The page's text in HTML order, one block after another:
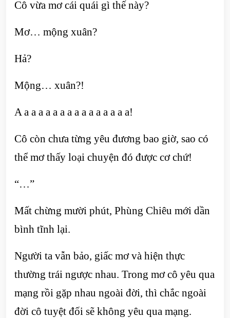
Cô vừa mơ cái quái gì thế này?
Mơ… mộng xuân?
Hả?
Mộng… xuân?!
A a a a a a a a a a a a a a a a!
Cô còn chưa từng yêu đương bao giờ, sao có
thể mơ thấy loại chuyện đó được cơ chứ!
“…”
Mất chừng mười phút, Phùng Chiêu mới dần
bình tĩnh lại.
Người ta vẫn bảo, giấc mơ và hiện thực
thường trái ngược nhau. Trong mơ cô yêu qua
mạng rồi gặp nhau ngoài đời, thì chắc ngoài
đời cô tuyệt đối sẽ không yêu qua mạng.